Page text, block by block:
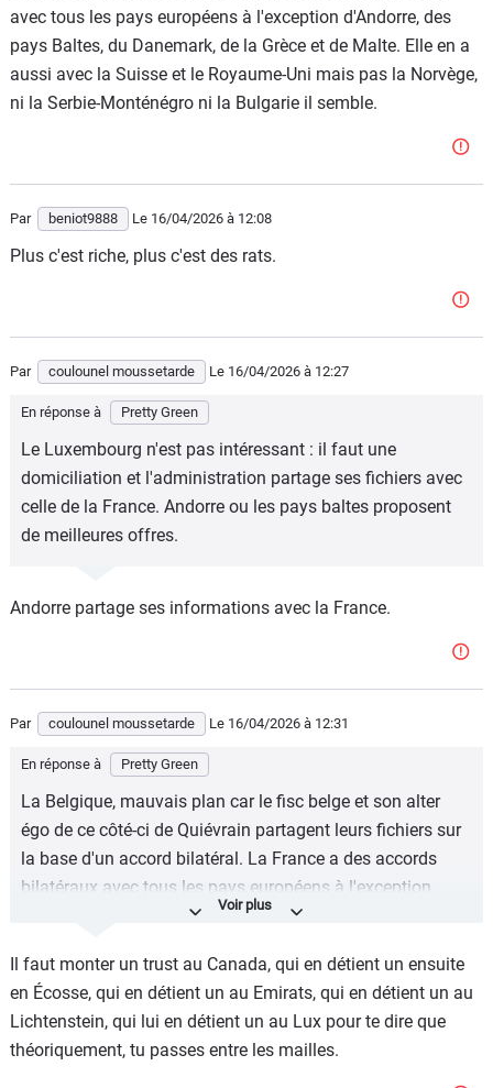
Depuis le fisc a utilisé googlemap, ainsi que des drones
pour contrôler la présence de constructions non déclarées
telles que les piscines, les extensions ...
Pour les voitures, il est tellement simple d'avoir une fausse
avec tous les pays européens à l'exception d'Andorre, des
pays Baltes, du Danemark, de la Grèce et de Malte. Elle en a
aussi avec la Suisse et le Royaume-Uni mais pas la Norvège,
ni la Serbie-Monténégro ni la Bulgarie il semble.
Par beniot9888 Le 16/04/2026 à 12:08
Plus c'est riche, plus c'est des rats.
Par coulounel moussetarde Le 16/04/2026 à 12:27
En réponse à Pretty Green
Le Luxembourg n'est pas intéressant : il faut une
domiciliation et l'administration partage ses fichiers avec
celle de la France. Andorre ou les pays baltes proposent
de meilleures offres.
Andorre partage ses informations avec la France.
Par coulounel moussetarde Le 16/04/2026 à 12:31
En réponse à Pretty Green
La Belgique, mauvais plan car le fisc belge et son alter
égo de ce côté-ci de Quiévrain partagent leurs fichiers sur
la base d'un accord bilatéral. La France a des accords
bilatéraux avec tous les pays européens à l'exception
d'Andorre, des pays Baltes, du Danemark, de la Grèce et de
mais pas la Norvège, ni la Serbie-Monténégro ni la
Bulgarie il semble.
Il faut monter un trust au Canada, qui en détient un ensuite
en Écosse, qui en détient un au Emirats, qui en détient un au
Lichtenstein, qui lui en détient un au Lux pour te dire que
théoriquement, tu passes entre les mailles.